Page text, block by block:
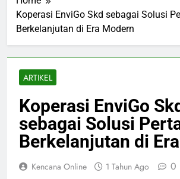
Koperasi EnviGo Skd sebagai Solusi
Berkelanjutan di Era Modern
ARTIKEL
Koperasi EnviGo
sebagai Solusi
Berkelanjutan di
Kencana Online 1 Tahun Ago 0